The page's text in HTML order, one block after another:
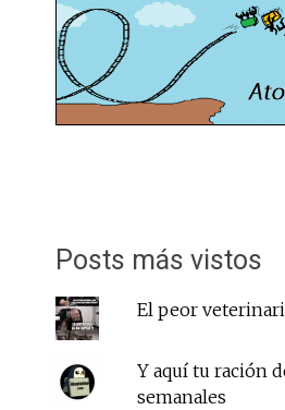
Posts más vistos
El peor
Y aquí tu ración
semanales